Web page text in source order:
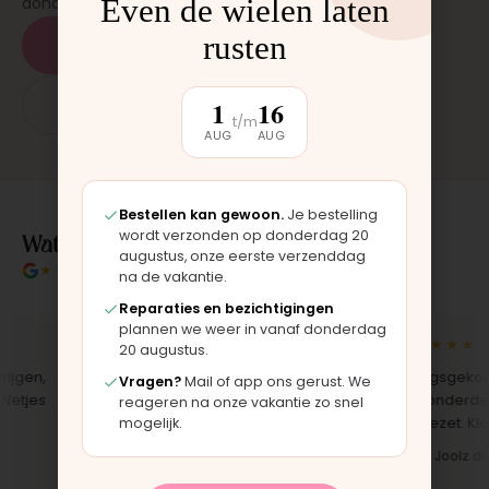
Plan een afspraak
App: 06 - 2862 1330
Wat klanten over ons zeggen
★★★★★ 4.9/5 klantbeoordeling
★★★★★
"Bekleding zelf vervangen met de
set, zag er meteen weer als nieuw
uit. Duidelijk origineel spul."
Iris · Bugaboo bekleding
★★★★★
het onderdeel
opgezet. Klaar
Bas · Joolz
Even de wielen laten
rusten
1
AUG
t/m16
AUG
Bestellen kan gewoon. Je bestelling
wordt verzonden op donderdag 20
augustus, onze eerste verzenddag
na de vakantie.
Reparaties en bezichtigingen
plannen we weer in vanaf donderdag
20 augustus.
Vragen?Mail of app ons gerust. We
reageren na onze vakantie zo snel
mogelijk.